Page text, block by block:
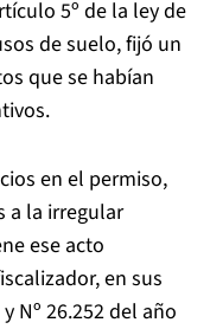
5º de la ley de
de suelo, fijó un
que se habían
en el permiso,
a la irregular
ese acto
en sus
Nº 26.252 del año